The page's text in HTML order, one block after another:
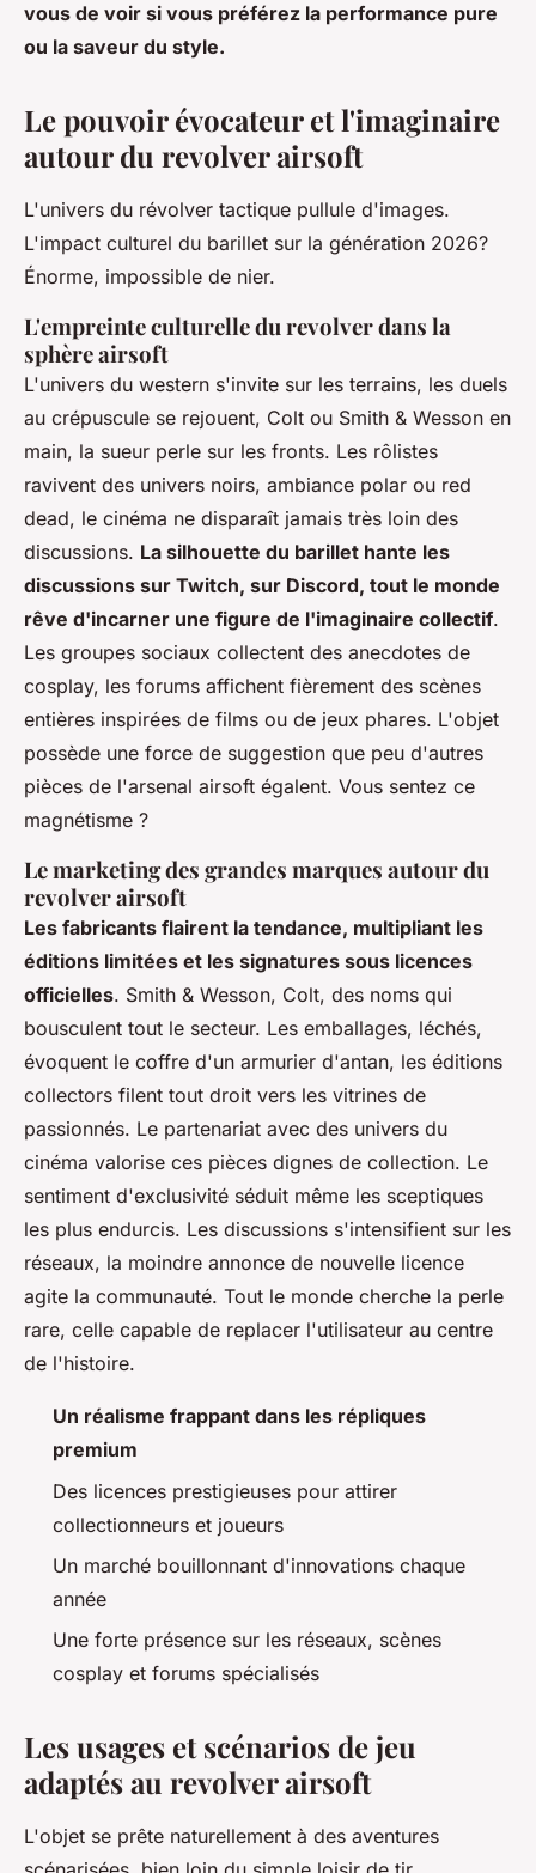
vous de voir si vous préférez la performance pure
ou la saveur du style.
Le pouvoir évocateur et l'imaginaire
autour du revolver airsoft
L'univers du révolver tactique pullule d'images.
L'impact culturel du barillet sur la génération 2026?
Énorme, impossible de nier.
L'empreinte culturelle du revolver dans la
sphère airsoft
L'univers du western s'invite sur les terrains, les duels
au crépuscule se rejouent, Colt ou Smith & Wesson en
main, la sueur perle sur les fronts. Les rôlistes
ravivent des univers noirs, ambiance polar ou red
dead, le cinéma ne disparaît jamais très loin des
discussions. La silhouette du barillet hante les
discussions sur Twitch, sur Discord, tout le monde
rêve d'incarner une figure de l'imaginaire collectif.
Les groupes sociaux collectent des anecdotes de
cosplay, les forums affichent fièrement des scènes
entières inspirées de films ou de jeux phares. L'objet
possède une force de suggestion que peu d'autres
pièces de l'arsenal airsoft égalent. Vous sentez ce
magnétisme ?
Le marketing des grandes marques autour du
revolver airsoft
Les fabricants flairent la tendance, multipliant les
éditions limitées et les signatures sous licences
officielles. Smith & Wesson, Colt, des noms qui
bousculent tout le secteur. Les emballages, léchés,
évoquent le coffre d'un armurier d'antan, les éditions
collectors filent tout droit vers les vitrines de
passionnés. Le partenariat avec des univers du
cinéma valorise ces pièces dignes de collection. Le
sentiment d'exclusivité séduit même les sceptiques
les plus endurcis. Les discussions s'intensifient sur les
réseaux, la moindre annonce de nouvelle licence
agite la communauté. Tout le monde cherche la perle
rare, celle capable de replacer l'utilisateur au centre
de l'histoire.
Un réalisme frappant dans les répliques
premium
Des licences prestigieuses pour attirer
collectionneurs et joueurs
Un marché bouillonnant d'innovations chaque
année
Une forte présence sur les réseaux, scènes
cosplay et forums spécialisés
Les usages et scénarios de jeu
adaptés au revolver airsoft
L'objet se prête naturellement à des aventures